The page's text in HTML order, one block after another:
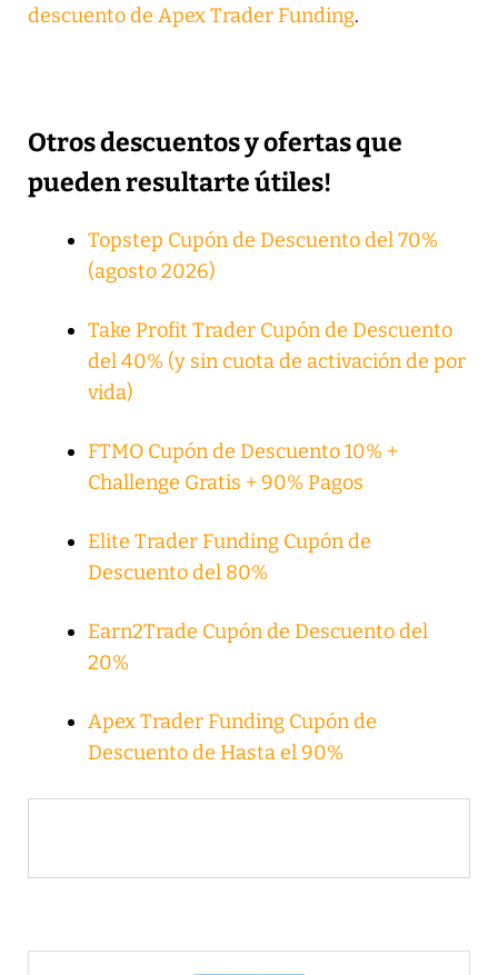
descuento de Apex Trader Funding.
Otros descuentos y ofertas que
pueden resultarte útiles!
Topstep Cupón de Descuento del 70%
(agosto 2026)
Take Profit Trader Cupón de Descuento
del 40% (y sin cuota de activación de por
vida)
FTMO Cupón de Descuento 10% +
Challenge Gratis + 90% Pagos
Elite Trader Funding Cupón de
Descuento del 80%
Earn2Trade Cupón de Descuento del
20%
Apex Trader Funding Cupón de
Descuento de Hasta el 90%